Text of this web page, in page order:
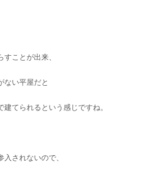
ことが出来、
ない平屋だと
てられるという感じですね。
されないので、